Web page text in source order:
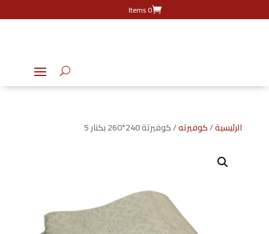
0 Items
الرئيسية/كوفيرته/ كوفيرتة 240*260 بكنار 5